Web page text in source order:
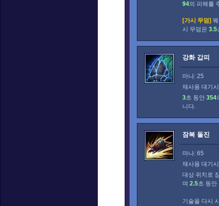
94의 피해를
[가시 무덤]
시 무덤은 3.5
강화 갑피
마나: 25
재사용 대기
3초 동안 354
니다.
잠복 돌진
마나: 65
재사용 대기
대상 위치로
며 2.5초 동
기술을 다시